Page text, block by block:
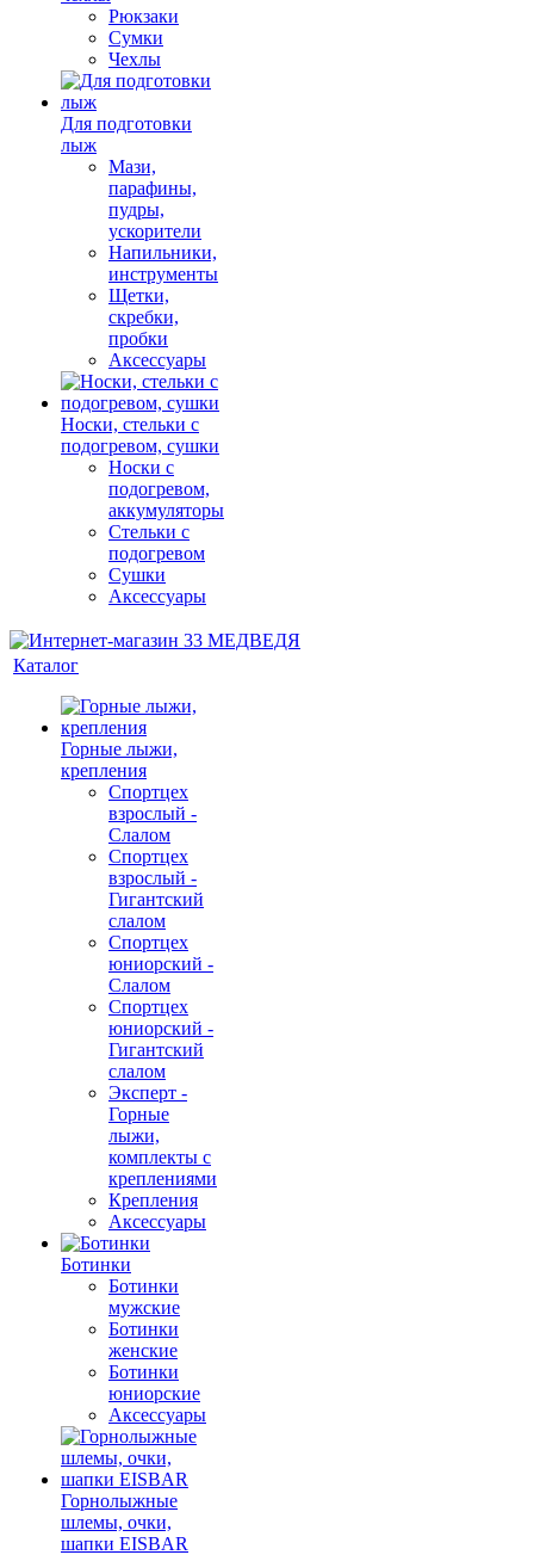
Рюкзаки
Сумки
Чехлы
Для подготовки
лыж
Мази,
парафины,
пудры,
ускорители
Напильники,
инструменты
Щетки,
скребки,
пробки
Аксессуары
Носки, стельки с
подогревом, сушки
Носки с
подогревом,
аккумуляторы
Стельки с
подогревом
Сушки
Аксессуары
Каталог
Горные лыжи,
крепления
Спортцех
взрослый -
Слалом
Спортцех
взрослый -
Гигантский
слалом
Спортцех
юниорский -
Слалом
Спортцех
юниорский -
Гигантский
слалом
Эксперт -
Горные
лыжи,
комплекты с
креплениями
Крепления
Аксессуары
Ботинки
Ботинки
мужские
Ботинки
женские
Ботинки
юниорские
Аксессуары
Горнолыжные
шлемы, очки,
шапки EISBAR